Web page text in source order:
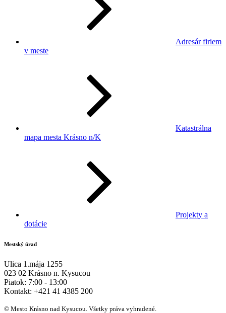
Adresár firiem
v meste
Katastrálna
mapa mesta Krásno n/K
Projekty a
dotácie
Mestský úrad
Ulica 1.mája 1255
023 02 Krásno n. Kysucou
Piatok: 7:00 - 13:00
Kontakt: +421 41 4385 200
© Mesto Krásno nad Kysucou. Všetky práva vyhradené.